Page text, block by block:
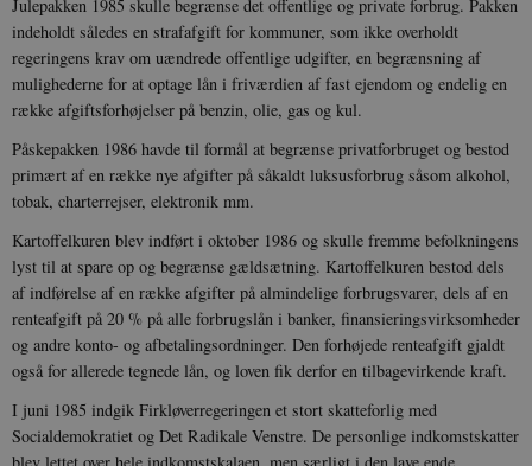
Julepakken 1985 skulle begrænse det offentlige og private forbrug. Pakken
indeholdt således en strafafgift for kommuner, som ikke overholdt
regeringens krav om uændrede offentlige udgifter, en begrænsning af
mulighederne for at optage lån i friværdien af fast ejendom og endelig en
række afgiftsforhøjelser på benzin, olie, gas og kul.
Påskepakken 1986 havde til formål at begrænse privatforbruget og bestod
primært af en række nye afgifter på såkaldt luksusforbrug såsom alkohol,
tobak, charterrejser, elektronik mm.
Kartoffelkuren blev indført i oktober 1986 og skulle fremme befolkningens
lyst til at spare op og begrænse gældsætning. Kartoffelkuren bestod dels
af indførelse af en række afgifter på almindelige forbrugsvarer, dels af en
renteafgift på 20 % på alle forbrugslån i banker, finansieringsvirksomheder
og andre konto- og afbetalingsordninger. Den forhøjede renteafgift gjaldt
også for allerede tegnede lån, og loven fik derfor en tilbagevirkende kraft.
I juni 1985 indgik Firkløverregeringen et stort skatteforlig med
Socialdemokratiet og Det Radikale Venstre. De personlige indkomstskatter